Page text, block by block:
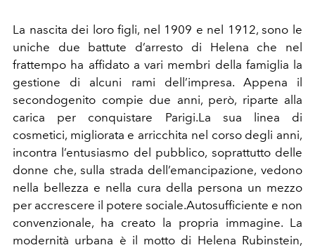
La nascita dei loro figli, nel 1909 e nel 1912, sono le
uniche due battute d’arresto di Helena che nel
frattempo ha affidato a vari membri della famiglia la
gestione di alcuni rami dell’impresa. Appena il
secondogenito compie due anni, però, riparte alla
carica per conquistare Parigi.La sua linea di
cosmetici, migliorata e arricchita nel corso degli anni,
incontra l’entusiasmo del pubblico, soprattutto delle
donne che, sulla strada dell’emancipazione, vedono
nella bellezza e nella cura della persona un mezzo
per accrescere il potere sociale.Autosufficiente e non
convenzionale, ha creato la propria immagine. La
modernità urbana è il motto di Helena Rubinstein,